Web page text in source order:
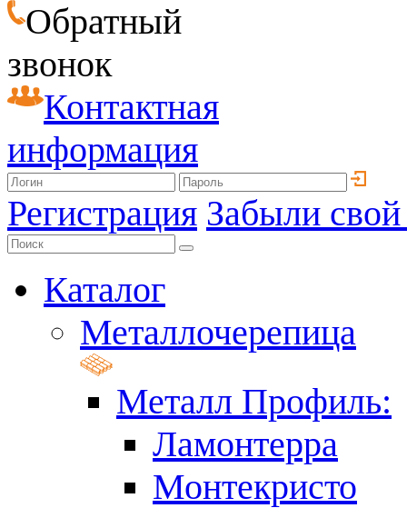
Обратный
звонок
Контактная
информация
Регистрация Забыли
Каталог
Металлочерепица
Металл Профиль:
Ламонтерра
Монтекристо